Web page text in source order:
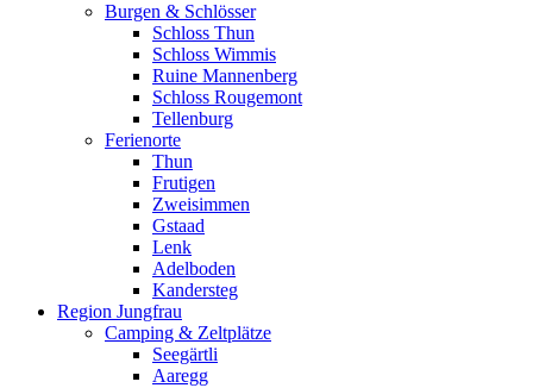
Burgen & Schlösser
Schloss Thun
Schloss Wimmis
Ruine Mannenberg
Schloss Rougemont
Tellenburg
Ferienorte
Thun
Frutigen
Zweisimmen
Gstaad
Lenk
Adelboden
Kandersteg
Region Jungfrau
Camping & Zeltplätze
Seegärtli
Aaregg